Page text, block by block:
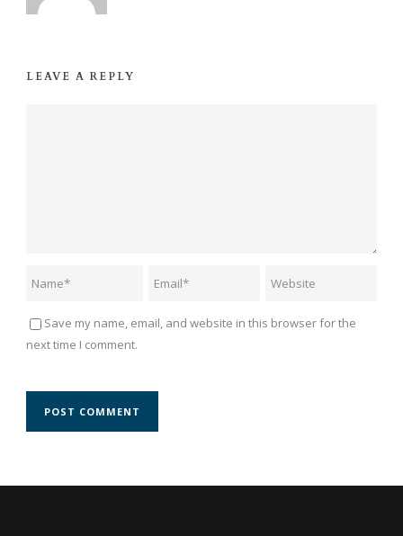
LEAVE A REPLY
Save my name, email, and website in this browser for the
next time I comment.